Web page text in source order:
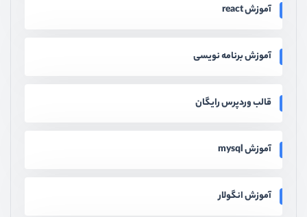
آموزش react
آموزش برنامه نویسی
قالب وردپرس رایگان
آموزش mysql
آموزش انگولار